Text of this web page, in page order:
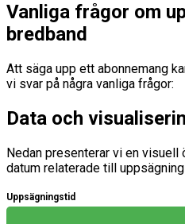
Vanliga frågor om
bredband
Att säga upp ett abonnemang
vi svar på några vanliga frågor:
Data och
Nedan presenterar vi en
datum relaterade till
Uppsägningstid